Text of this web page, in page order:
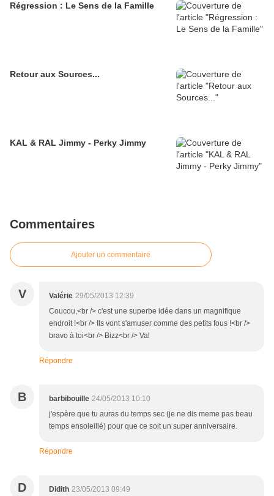
Régression : Le Sens de la Famille
Retour aux Sources...
KAL & RAL Jimmy - Perky Jimmy
Commentaires
Ajouter un commentaire
V Valérie 29/05/2013 12:39
Coucou,<br /> c'est une superbe idée dans un magnifique
endroit !<br /> Ils vont s'amuser comme des petits fous !<br />
bravo à toi<br /> Bizz<br /> Val
Répondre
B barbibouille 24/05/2013 10:10
j'espère que tu auras du temps sec (je ne dis meme pas beau
temps ensoleillé) pour que ce soit un super anniversaire.
Répondre
D Didith 23/05/2013 09:49